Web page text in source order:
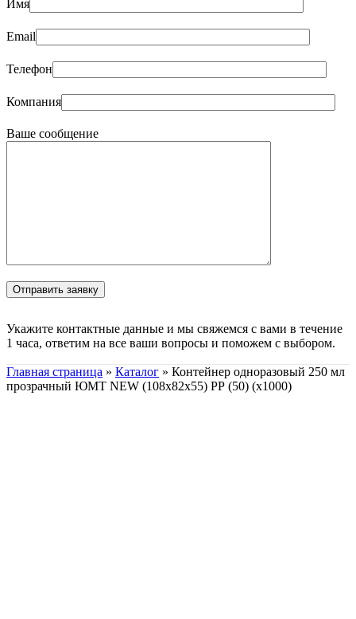
Имя
Email
Телефон
Компания
Ваше сообщение
Укажите контактные данные и мы свяжемся с вами в течение
1 часа, ответим на все ваши вопросы и поможем с выбором.
Главная страница » Каталог » Контейнер одноразовый 250 мл
прозрачный ЮМТ NEW (108х82х55) РР (50) (х1000)